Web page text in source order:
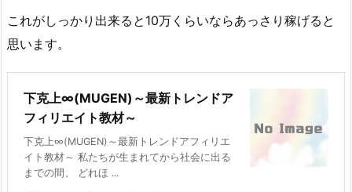
これがしっかり出来ると10万くらいならあっさり稼げると
思います。
下克上∞(MUGEN)～最新トレンドア
フィリエイト教材～
下克上∞(MUGEN)～最新トレンドアフィリエ
イト教材～ 私たちが生まれてから社会に出る
までの間、 どれほ ...